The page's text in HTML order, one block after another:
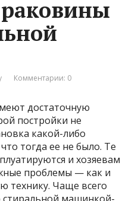
Комментарии: 0
достаточную
постройки не
какой-либо
тогда ее не было. Те
и хозяевам
проблемы — как и
технику. Чаще всего